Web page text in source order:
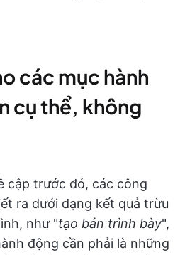
các mục hành
cụ thể, không
cập trước đó, các công
ra dưới dạng kết quả trừu
như "tạo bản trình bày",
động cần phải là những